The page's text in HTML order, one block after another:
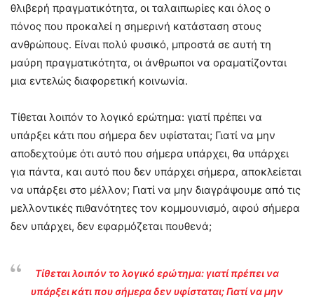
θλιβερή πραγματικότητα, οι ταλαιπωρίες και όλος ο
πόνος που προκαλεί η σημερινή κατάσταση στους
ανθρώπους. Είναι πολύ φυσικό, μπροστά σε αυτή τη
μαύρη πραγματικότητα, οι άνθρωποι να οραματίζονται
μια εντελώς διαφορετική κοινωνία.
Τίθεται λοιπόν το λογικό ερώτημα: γιατί πρέπει να
υπάρξει κάτι που σήμερα δεν υφίσταται; Γιατί να μην
αποδεχτούμε ότι αυτό που σήμερα υπάρχει, θα υπάρχει
για πάντα, και αυτό που δεν υπάρχει σήμερα, αποκλείεται
να υπάρξει στο μέλλον; Γιατί να μην διαγράψουμε από τις
μελλοντικές πιθανότητες τον κομμουνισμό, αφού σήμερα
δεν υπάρχει, δεν εφαρμόζεται πουθενά;
Τίθεται λοιπόν το λογικό ερώτημα: γιατί πρέπει να
υπάρξει κάτι που σήμερα δεν υφίσταται; Γιατί να μην